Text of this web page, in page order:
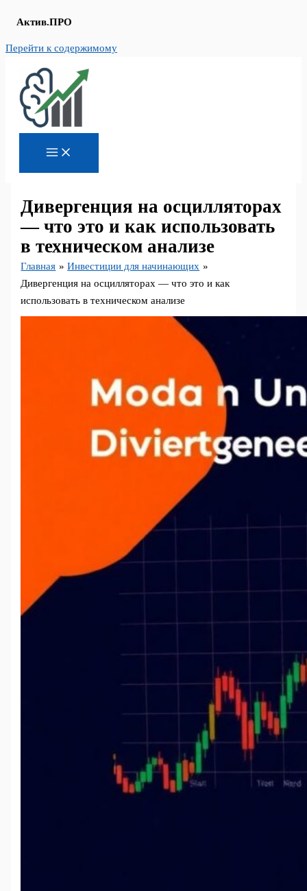
Актив.ПРО
Перейти к содержимому
Дивергенция на осцилляторах
— что это и как использовать
в техническом анализе
Главная
Инвестиции для начинающих
Дивергенция на осцилляторах — что это и как
использовать в техническом анализе